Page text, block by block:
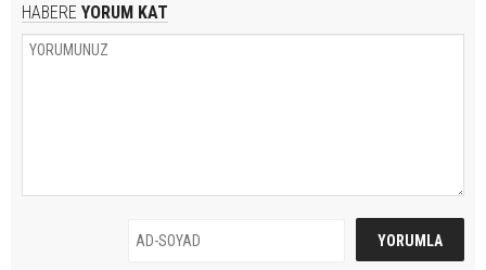
HABERE YORUM KAT